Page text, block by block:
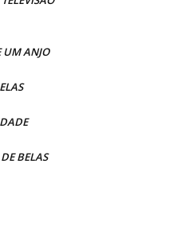
UM ANJO
BELAS